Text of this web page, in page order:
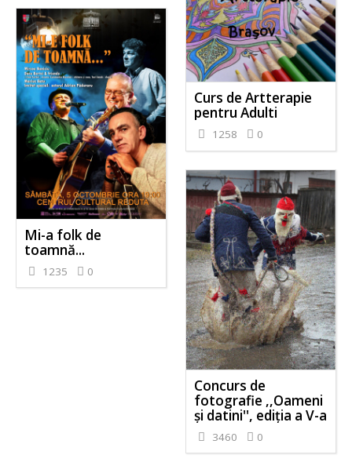
Curs de Artterapie
pentru Adulti
1258 0
Mi-a folk de
toamnă...
1235 0
Concurs de
fotografie ,,Oameni
și datini'', ediția a V-a
3460 0